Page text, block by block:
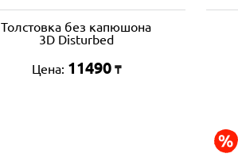
Толстовка без капюшона
3D Disturbed
Цена: 11490 ₸